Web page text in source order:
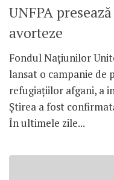
UNFPA
avorteze
Fondul Naţiunilor
lansat o campanie
refugiaţiilor afgani, a
Ştirea a fost
În ultimele zile...